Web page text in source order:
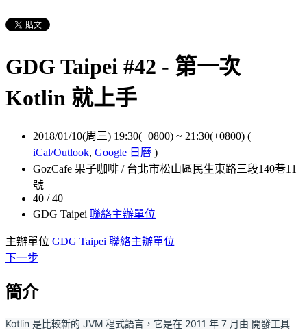
GDG Taipei #42 - 第一次
Kotlin 就上手
2018/01/10(周三) 19:30(+0800) ~ 21:30(+0800) (
iCal/Outlook, Google 日曆 )
GozCafe 果子咖啡 / 台北市松山區民生東路三段140巷11
號
40 / 40
GDG Taipei 聯絡主辦單位
主辦單位 GDG Taipei 聯絡主辦單位
下一步
簡介
Kotlin 是比較新的 JVM 程式語言，它是在 2011 年 7 月由 開發工具